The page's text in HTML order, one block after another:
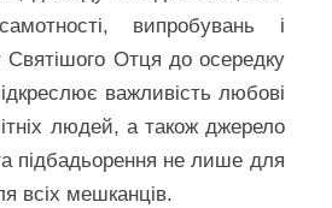
випробувань і
Святішого Отця до осередку
важливість любові
людей, а також джерело
підбадьорення не лише для
всіх мешканців.